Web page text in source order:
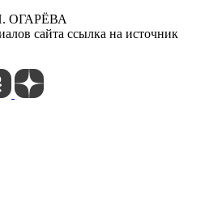
ОГАРЁВА
сайта ссылка на источник